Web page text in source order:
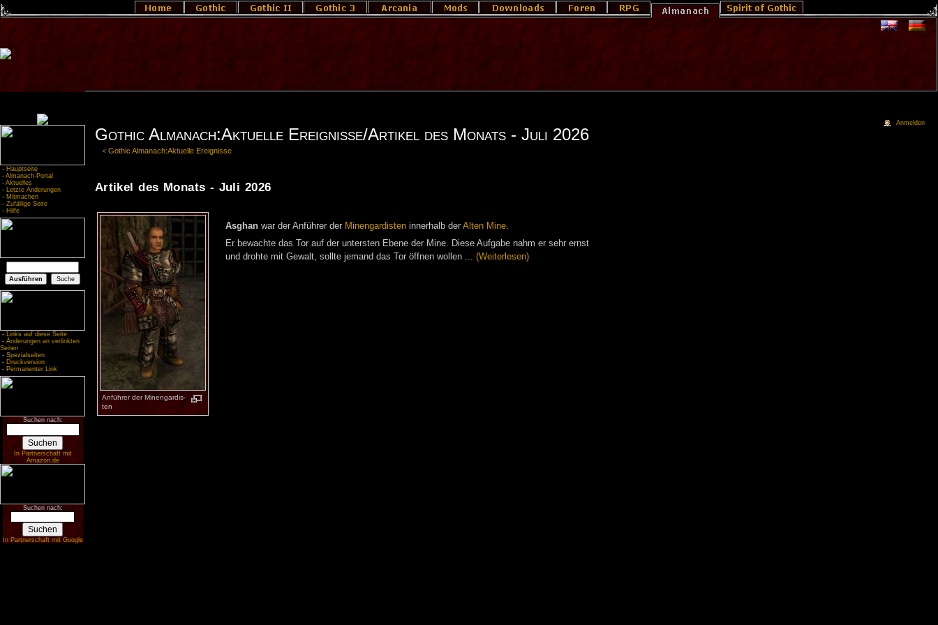
- Hauptseite
- Almanach-Portal
- Aktuelles
- Letzte Änderungen
- Mitmachen
- Zufällige Seite
- Hilfe
- Links auf diese Seite
- Änderungen an verlinkten
Seiten
- Spezialseiten
- Druckversion
- Permanenter Link
Suchen nach:
In Partnerschaft mit
Amazon.de
Suchen nach:
In Partnerschaft mit Google
Gothic Almanach:Aktuelle Ereignisse/Artikel des Monats - Juli 2026
<Gothic Almanach:Aktuelle Ereignisse
Artikel des Monats - Juli 2026
An­füh­rer der Mi­nen­gar­dis­
ten
As­ghanwar der An­füh­rer der Mi­nen­gar­dis­tenin­ner­halb der Al­ten Mine.
Er be­wach­te das Tor auf der un­ters­ten Ebe­ne der Mine. Die­se Auf­ga­be nahm er sehr ernst
und droh­te mit Ge­walt, soll­te je­mand das Tor öff­nen wol­len ... (Wei­ter­le­sen)
Anmelden